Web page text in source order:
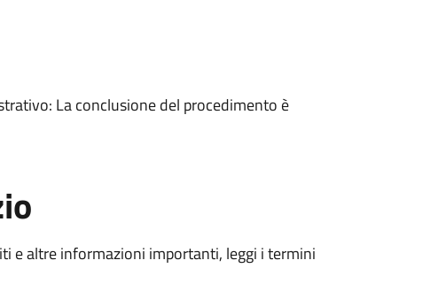
La conclusione del procedimento è
e altre informazioni importanti, leggi i termini